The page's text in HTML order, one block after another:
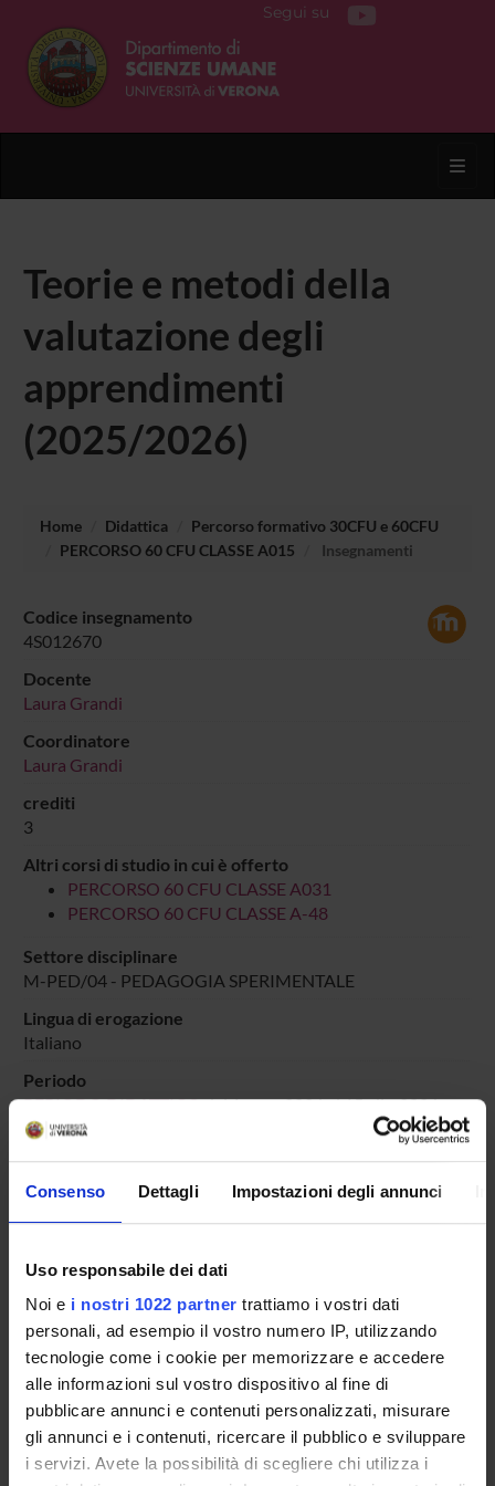
Consenso Dettagli Impostazioni degli annunci
Uso responsabile dei dati
Noi e i nostri 1022 partner trattiamo i vostri dati
personali, ad esempio il vostro numero IP, utilizzando
tecnologie come i cookie per memorizzare e accedere
alle informazioni sul vostro dispositivo al fine di
pubblicare annunci e contenuti personalizzati, misurare
gli annunci e i contenuti, ricercare il pubblico e sviluppare
i servizi. Avete la possibilità di scegliere chi utilizza i
Segui su
Teorie e metodi della
valutazione degli
apprendimenti
(2025/2026)
Home Didattica
Percorso formativo 30CFU e 60CFU
PERCORSO 60 CFU CLASSE A015
Insegnamenti
Codice insegnamento
4S012670
Docente
Laura Grandi
Coordinatore
Laura Grandi
crediti
3
Altri corsi di studio in cui è offerto
PERCORSO 60 CFU CLASSE A031
PERCORSO 60 CFU CLASSE A-48
Settore disciplinare
M-PED/04 - PEDAGOGIA SPERIMENTALE
Lingua di erogazione
Italiano
Periodo
PERIODO DIDATTICOdal 1-mar-2026 al 15-dic-2026.
Avvisi relativi al corso
Seminari relativi al corso
Vai all'orario delle lezioni
Presentazione
Come iscriversi
Insegnamenti